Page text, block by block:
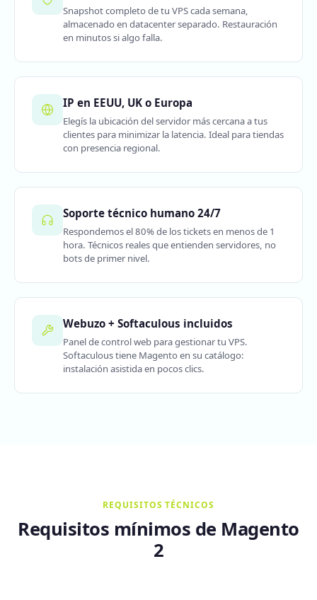
Snapshot completo de tu VPS cada semana,
almacenado en datacenter separado. Restauración
en minutos si algo falla.
IP en EEUU, UK o Europa
Elegís la ubicación del servidor más cercana a tus
clientes para minimizar la latencia. Ideal para tiendas
con presencia regional.
Soporte técnico humano 24/7
Respondemos el 80% de los tickets en menos de 1
hora. Técnicos reales que entienden servidores, no
bots de primer nivel.
Webuzo + Softaculous incluidos
Panel de control web para gestionar tu VPS.
Softaculous tiene Magento en su catálogo:
instalación asistida en pocos clics.
REQUISITOS TÉCNICOS
Requisitos mínimos de Magento
2